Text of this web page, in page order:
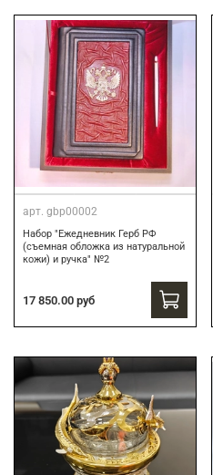
арт. gbp00002
Набор "Ежедневник Герб РФ
(съемная обложка из натуральной
кожи) и ручка" №2
17 850.00 руб